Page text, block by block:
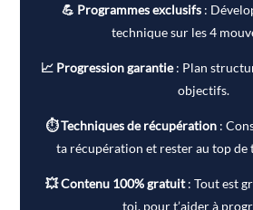
💪 Programmes exclusifs :
technique sur les 4
📈 Progression garantie: Plan
objectifs.
⏱ Techniques de récupération :
ta récupération et rester au top de
💥 Contenu 100% gratuit: Tout est
toi, pour t’aider à